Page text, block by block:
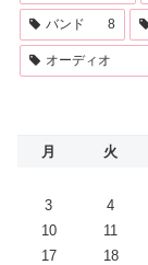
バンド 8
オーディオ
月 火
3
4
10
11
17
18